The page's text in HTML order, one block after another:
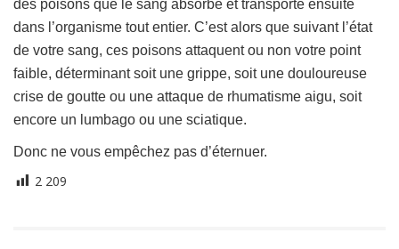
des poisons que le sang absorbe et transporte ensuite
dans l’organisme tout entier. C’est alors que suivant l’état
de votre sang, ces poisons attaquent ou non votre point
faible, déterminant soit une grippe, soit une douloureuse
crise de goutte ou une attaque de rhumatisme aigu, soit
encore un lumbago ou une sciatique.
Donc ne vous empêchez pas d’éternuer.
2 209